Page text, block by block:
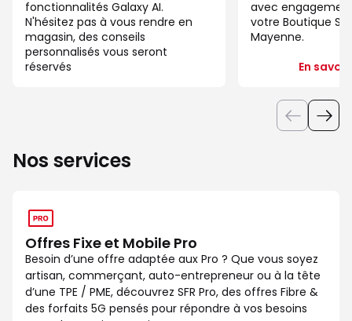
fonctionnalités Galaxy AI.
N'hésitez pas à vous rendre en
magasin, des conseils
personnalisés vous seront
réservés
avec
votre Boutique
Mayenne.
En
Nos services
Offres Fixe et Mobile Pro
Besoin d’une offre adaptée aux Pro ? Que vous soyez
artisan, commerçant, auto-entrepreneur ou à la tête
d’une TPE / PME, découvrez SFR Pro, des offres Fibre &
des forfaits 5G pensés pour répondre à vos besoins